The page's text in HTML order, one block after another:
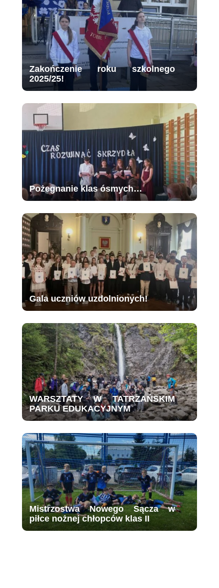
Zakończenie roku szkolnego
2025/25!
Pożegnanie klas ósmych…
Gala uczniów uzdolnionych!
WARSZTATY W TATRZAŃSKIM
PARKU EDUKACYJNYM
Mistrzostwa Nowego Sącza w
piłce nożnej chłopców klas II